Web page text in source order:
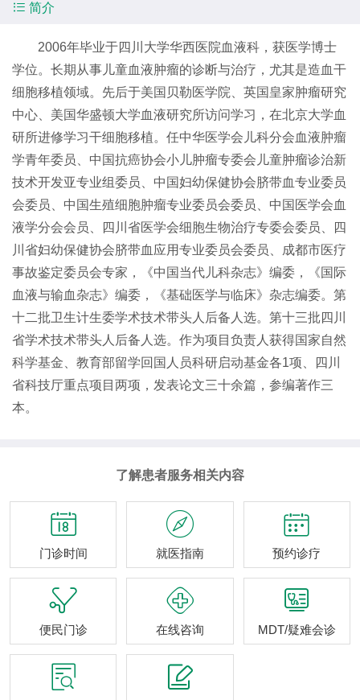
 简介
2006年毕业于四川大学华西医院血液科，获医学博士
学位。长期从事儿童血液肿瘤的诊断与治疗，尤其是造血干
细胞移植领域。先后于美国贝勒医学院、英国皇家肿瘤研究
中心、美国华盛顿大学血液研究所访问学习，在北京大学血
研所进修学习干细胞移植。任中华医学会儿科分会血液肿瘤
学青年委员、中国抗癌协会小儿肿瘤专委会儿童肿瘤诊治新
技术开发亚专业组委员、中国妇幼保健协会脐带血专业委员
会委员、中国生殖细胞肿瘤专业委员会委员、中国医学会血
液学分会会员、四川省医学会细胞生物治疗专委会委员、四
川省妇幼保健协会脐带血应用专业委员会委员、成都市医疗
事故鉴定委员会专家，《中国当代儿科杂志》编委，《国际
血液与输血杂志》编委，《基础医学与临床》杂志编委。第
十二批卫生计生委学术技术带头人后备人选。第十三批四川
省学术技术带头人后备人选。作为项目负责人获得国家自然
科学基金、教育部留学回国人员科研启动基金各1项、四川
省科技厅重点项目两项，发表论文三十余篇，参编著作三
本。
了解患者服务相关内容

门诊时间

就医指南

预约诊疗

便民门诊

在线咨询

MDT/疑难会诊
 